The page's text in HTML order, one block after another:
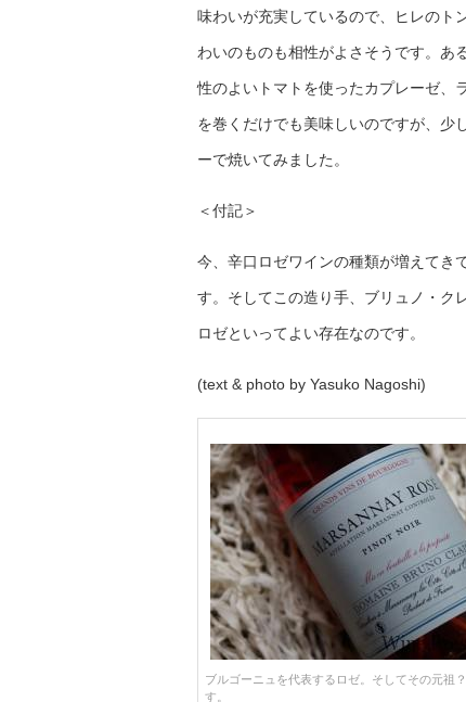
味わいが充実しているので、ヒレのト
わいのものも相性がよさそうです。あ
性のよいトマトを使ったカプレーゼ、
を巻くだけでも美味しいのですが、少
ーで焼いてみました。
＜付記＞
今、辛口ロゼワインの種類が増えてき
す。そしてこの造り手、ブリュノ・ク
ロゼといってよい存在なのです。
(text & photo by Yasuko Nagoshi)
ブルゴーニュを代表するロゼ。そしてその元祖
す。